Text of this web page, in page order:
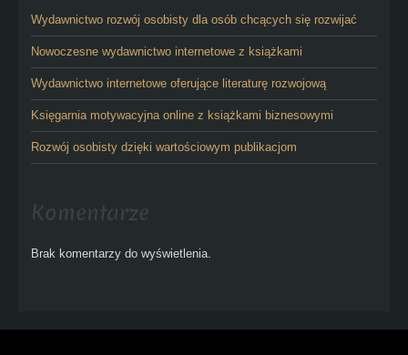
Wydawnictwo rozwój osobisty dla osób chcących się rozwijać
Nowoczesne wydawnictwo internetowe z książkami
Wydawnictwo internetowe oferujące literaturę rozwojową
Księgarnia motywacyjna online z książkami biznesowymi
Rozwój osobisty dzięki wartościowym publikacjom
Komentarze
Brak komentarzy do wyświetlenia.